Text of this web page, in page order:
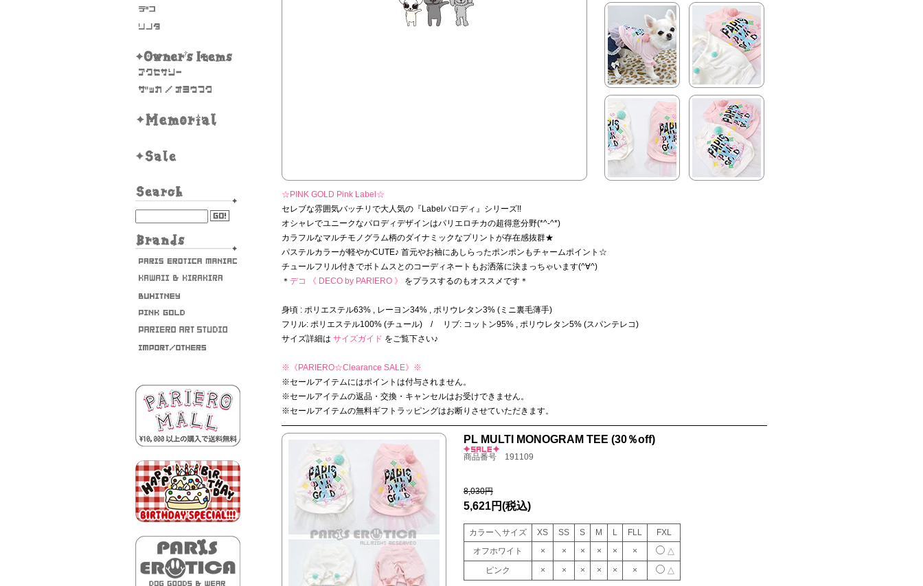
☆PINK GOLD Pink Label☆
セレブな雰囲気バッチリで大人気の『Labelパロディ』シリーズ!!
オシャレでユニークなパロディデザインはパリエロチカの超得意分野(*^-^*)
カラフルなマルチモノグラム柄のダイナミックなプリントが存在感抜群★
パステルカラーが軽やかCUTE♪ 首元やお袖にあしらったポンポンもチャームポイント☆
チュールフリル付きでボトムスとのコーディネートもお洒落に決まっちゃいます(^∀^)
＊ デコ 《 DECO by PARIERO 》 をプラスするのもオススメです＊
身頃 : ポリエステル63% , レーヨン34% , ポリウレタン3% (ミニ裏毛薄手)
フリル: ポリエステル100% (チュール) / リブ: コットン95% , ポリウレタン5% (スパンテレコ)
サイズ詳細は サイズガイド をご覧下さい♪
※ 《PARIERO☆Clearance SALE》 ※
※セールアイテムにはポイントは付与されません。
※セールアイテムの返品・交換・キャンセルはお受けできません。
※セールアイテムの無料ギフトラッピングはお断りさせていただきます。
PL MULTI MONOGRAM TEE (30％off)
商品番号 191109
8,030円
5,621円(税込)
カラー＼サイズ XS SS S M L FLL
FXL
オフホワイト
× × × × × ×
△
ピンク
× × × × × × △